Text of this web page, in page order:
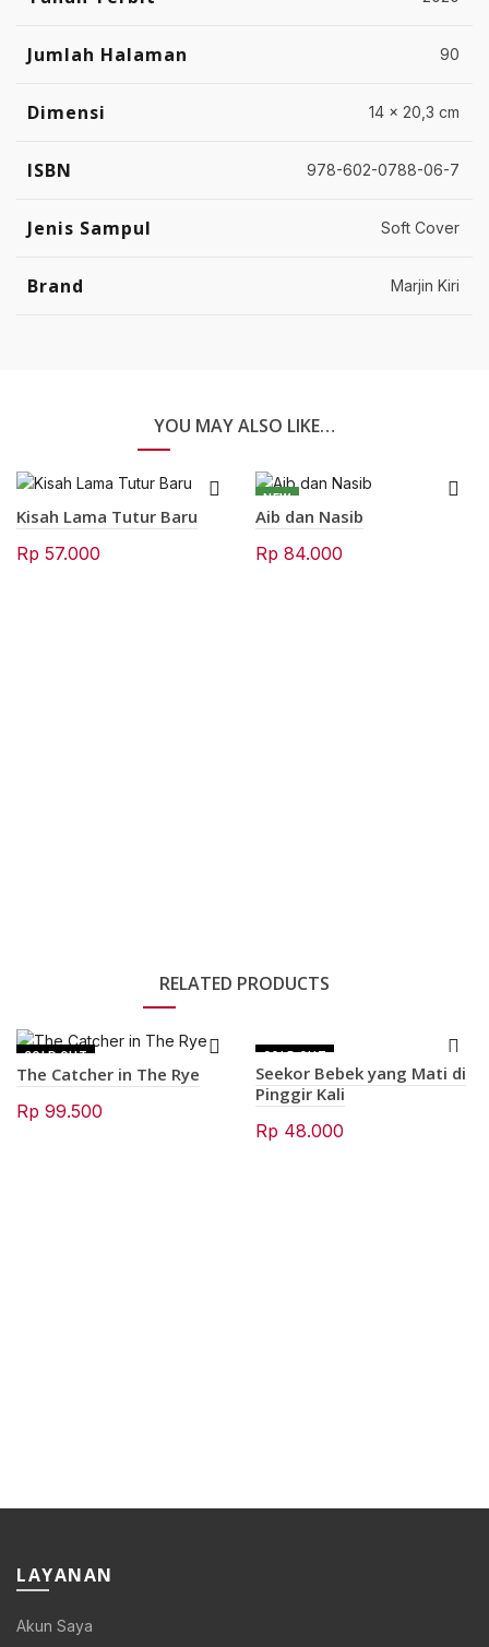
Jumlah Halaman 90
Dimensi 14 x 20,3 cm
ISBN 978-602-0788-06-7
Jenis Sampul Soft Cover
Brand Marjin Kiri
YOU MAY ALSO LIKE…
Kisah Lama Tutur Baru
Rp 57.000
NEW
Aib dan Nasib
Rp 84.000
RELATED PRODUCTS
SOLD OUT
The Catcher in The Rye
Rp 99.500
SOLD OUT
Seekor Bebek yang Mati di
Pinggir Kali
Rp 48.000
LAYANAN
Akun Saya